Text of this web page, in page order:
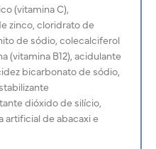
(vitamina C),
zinco, cloridrato de
de sódio, colecalciferol
(vitamina B12), acidulante
bicarbonato de sódio,
dióxido de silício,
artificial de abacaxi e